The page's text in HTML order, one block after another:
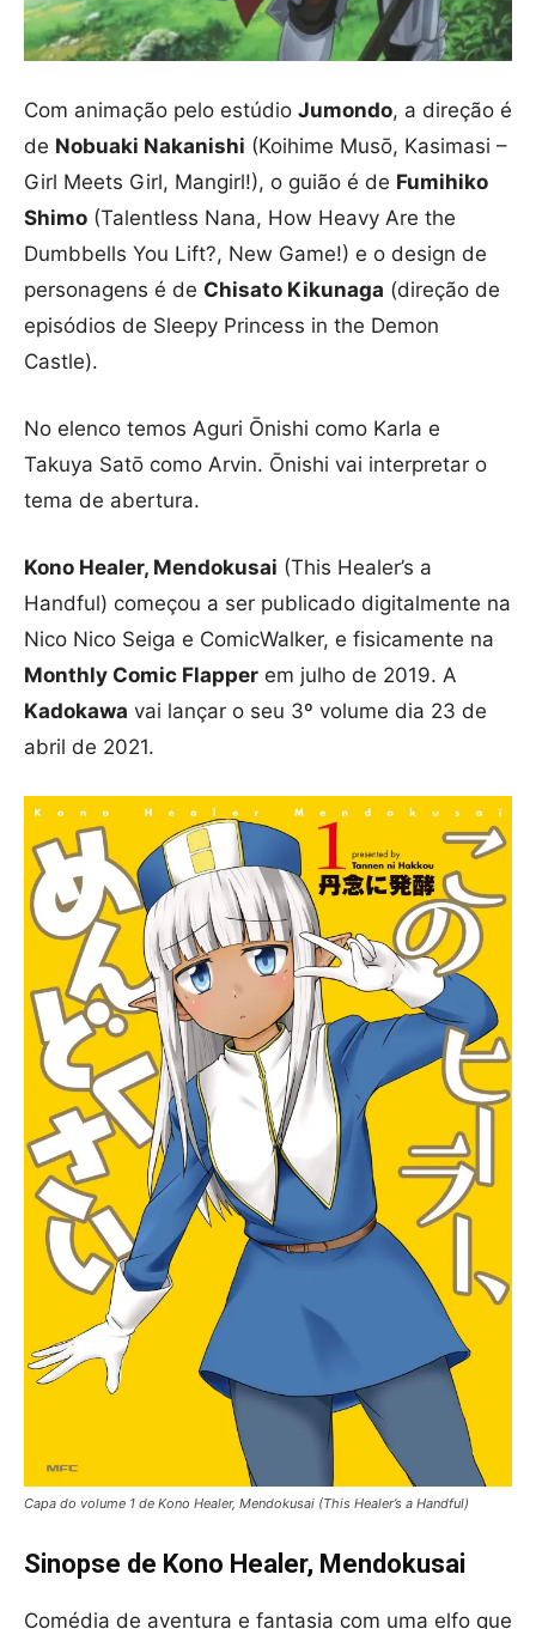
Com animação pelo estúdio Jumondo, a direção é
de Nobuaki Nakanishi (Koihime Musō, Kasimasi –
Girl Meets Girl, Mangirl!), o guião é de Fumihiko
Shimo (Talentless Nana, How Heavy Are the
Dumbbells You Lift?, New Game!) e o design de
personagens é de Chisato Kikunaga (direção de
episódios de Sleepy Princess in the Demon
Castle).
No elenco temos Aguri Ōnishi como Karla e
Takuya Satō como Arvin. Ōnishi vai interpretar o
tema de abertura.
Kono Healer, Mendokusai (This Healer’s a
Handful) começou a ser publicado digitalmente na
Nico Nico Seiga e ComicWalker, e fisicamente na
Monthly Comic Flapper em julho de 2019. A
Kadokawa vai lançar o seu 3º volume dia 23 de
abril de 2021.
Capa do volume 1 de Kono Healer, Mendokusai (This Healer’s a Handful)
Sinopse de Kono Healer, Mendokusai
Comédia de aventura e fantasia com uma elfo que